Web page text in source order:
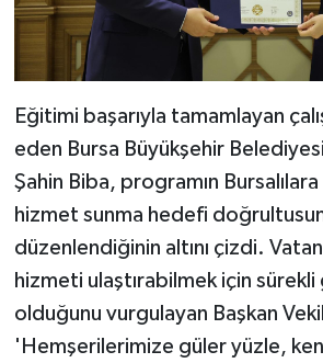
Eğitimi başarıyla tamamlayan
eden Bursa Büyükşehir
Şahin Biba, programın
hizmet sunma hedefi
düzenlendiğinin altını çizdi.
hizmeti ulaştırabilmek için
olduğunu vurgulayan Başkan
'Hemşerilerimize güler yüzle,